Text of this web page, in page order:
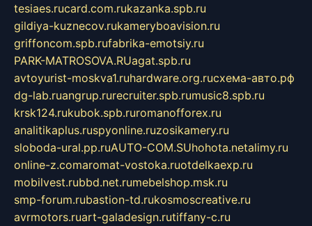
tesiaes.rucard.com.rukazanka.spb.ru
gildiya-kuznecov.rukameryboavision.ru
griffoncom.spb.rufabrika-emotsiy.ru
PARK-MATROSOVA.RUagat.spb.ru
avtoyurist-moskva1.ruhardware.org.ruсхема-авто.рф
dg-lab.ruangrup.rurecruiter.spb.rumusic8.spb.ru
krsk124.rukubok.spb.ruromanofforex.ru
analitikaplus.ruspyonline.ruzosikamery.ru
sloboda-ural.pp.ruAUTO-COM.SUhohota.netalimy.ru
online-z.comaromat-vostoka.ruotdelkaexp.ru
mobilvest.rubbd.net.rumebelshop.msk.ru
smp-forum.rubastion-td.rukosmoscreative.ru
avrmotors.ruart-galadesign.rutiffany-c.ru